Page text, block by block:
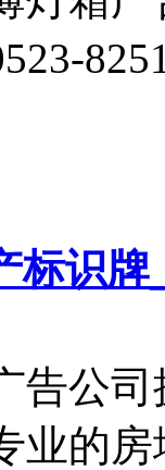
标识
告公
业的